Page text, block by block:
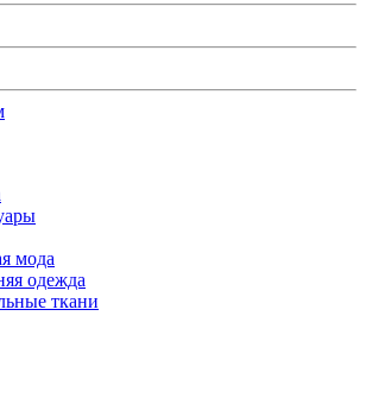
мода
одежда
ткани